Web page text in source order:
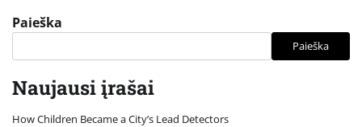
Paieška
Paieška
Naujausi įrašai
How Children Became a City’s Lead Detectors